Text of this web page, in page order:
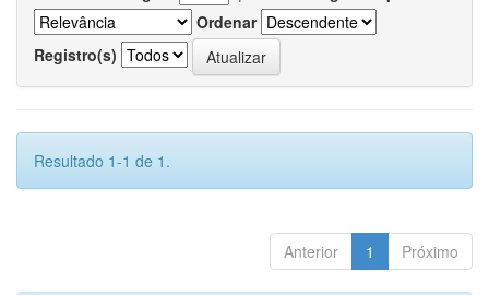
Ordenar
Registro(s)
Resultado 1-1 de 1.
Anterior 1 Próximo